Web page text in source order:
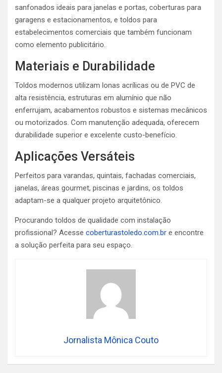
sanfonados ideais para janelas e portas, coberturas para
garagens e estacionamentos, e toldos para
estabelecimentos comerciais que também funcionam
como elemento publicitário.
Materiais e Durabilidade
Toldos modernos utilizam lonas acrílicas ou de PVC de
alta resistência, estruturas em alumínio que não
enferrujam, acabamentos robustos e sistemas mecânicos
ou motorizados. Com manutenção adequada, oferecem
durabilidade superior e excelente custo-benefício.
Aplicações Versáteis
Perfeitos para varandas, quintais, fachadas comerciais,
janelas, áreas gourmet, piscinas e jardins, os toldos
adaptam-se a qualquer projeto arquitetônico.
Procurando toldos de qualidade com instalação
profissional? Acesse coberturastoledo.com.br e encontre
a solução perfeita para seu espaço.
Jornalista Mônica Couto